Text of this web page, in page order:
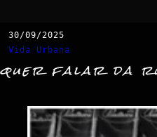
30/09/2025
Vida Urbana
quer falar da